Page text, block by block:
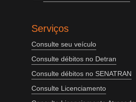
Serviços
Consulte seu veículo
Consulte débitos no Detran
Consulte débitos no SENATRAN
Consulte Licenciamento